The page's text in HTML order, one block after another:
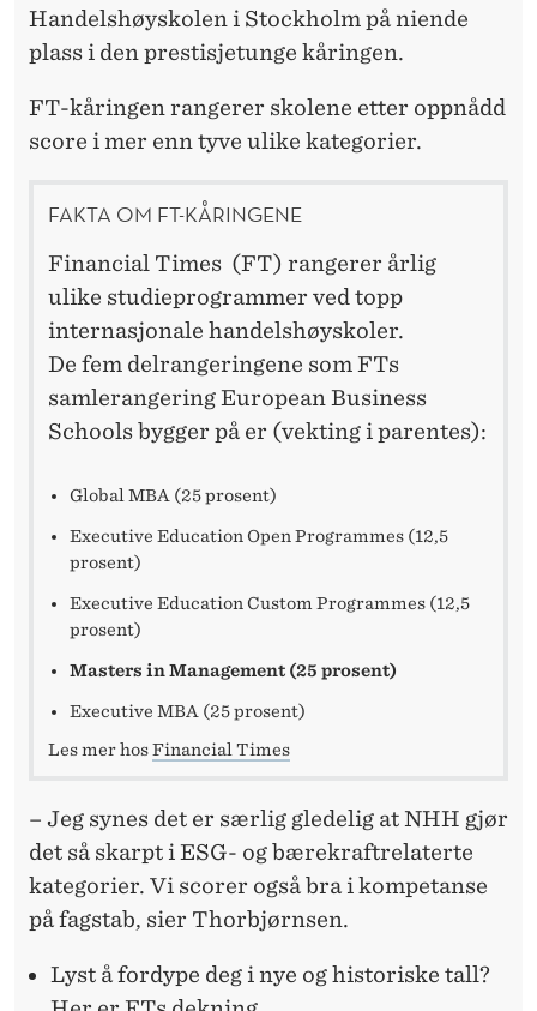
Handelshøyskolen i Stockholm på niende
plass i den prestisjetunge kåringen.
FT-kåringen rangerer skolene etter oppnådd
score i mer enn tyve ulike kategorier.
FAKTA OM FT-KÅRINGENE
Financial Times (FT) rangerer årlig
ulike studieprogrammer ved topp
internasjonale handelshøyskoler.
De fem delrangeringene som FTs
samlerangering European Business
Schools bygger på er (vekting i parentes):
Global MBA (25 prosent)
Executive Education Open Programmes (12,5
prosent)
Executive Education Custom Programmes (12,5
prosent)
Masters in Management (25 prosent)
Executive MBA (25 prosent)
Les mer hosFinancial Times
– Jeg synes det er særlig gledelig at NHH gjør
det så skarpt i ESG- og bærekraftrelaterte
kategorier. Vi scorer også bra i kompetanse
på fagstab, sier Thorbjørnsen.
Lyst å fordype deg i nye og historiske tall?